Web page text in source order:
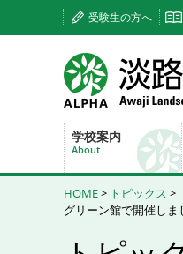
受験生の方へ
学校案内
About
HOME> トピックス >
グリーン館で開催しま